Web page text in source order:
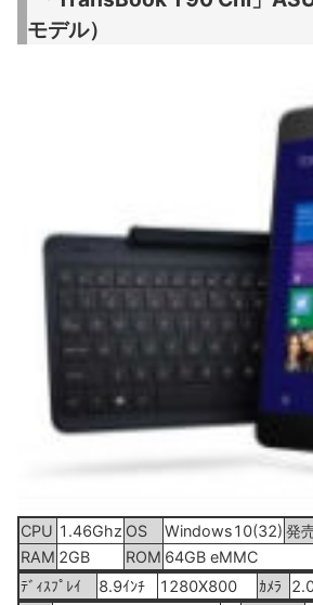
モデル）
CPU 1.46Ghz OS Windows10(32) 発
RAM 2GB ROM 64GB eMMC
ﾃﾞｨｽﾌﾟﾚｲ
8.9ｲﾝﾁ 1280X800 ｶﾒﾗ